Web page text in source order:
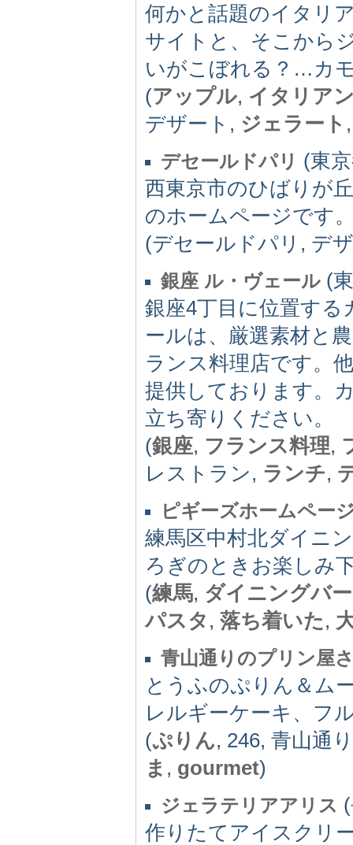
何かと話題のイタリ
サイトと、そこから
いがこぼれる？…カ
(アップル, イタリア
デザート, ジェラート
デセールドパリ (東
西東京市のひばりが
のホームページです
(デセールドパリ, デ
銀座 ル・ヴェール (
銀座4丁目に位置す
ールは、厳選素材と
ランス料理店です。
提供しております。
立ち寄りください。
(銀座, フランス料理,
レストラン, ランチ,
ピギーズホームペー
練馬区中村北ダイニ
ろぎのときお楽しみ
(練馬, ダイニングバー
パスタ , 落ち着いた,
青山通りのプリン屋
とうふのぷりん＆ム
レルギーケーキ、フ
(ぷりん, 246, 青山通
ま , gourmet)
ジェラテリアアリス
作りたてアイスクリ